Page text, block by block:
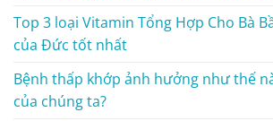
Top 3 loại Vitamin Tổng Hợp Cho Bà
của Đức tốt nhất
Bệnh thấp khớp ảnh hưởng như thế
của chúng ta?